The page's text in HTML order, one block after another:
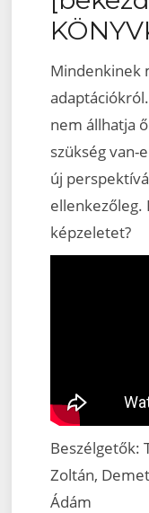
Mindenkinek
nem állhatja
szükség van-
új
ellenkezőleg.
képzeletet?
Beszélgetők:
Zoltán,
Ádám